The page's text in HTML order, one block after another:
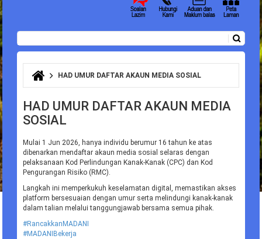
Borang carian
Anda di siniHAD UMUR DAFTAR AKAUN MEDIA SOSIAL
HAD UMUR DAFTAR AKAUN MEDIA
SOSIAL
Mulai 1 Jun 2026, hanya individu berumur 16 tahun ke atas
dibenarkan mendaftar akaun media sosial selaras dengan
pelaksanaan Kod Perlindungan Kanak-Kanak (CPC) dan Kod
Pengurangan Risiko (RMC).
Langkah ini memperkukuh keselamatan digital, memastikan akses
platform bersesuaian dengan umur serta melindungi kanak-kanak
dalam talian melalui tanggungjawab bersama semua pihak.
#RancakkanMADANI
#MADANIBekerja